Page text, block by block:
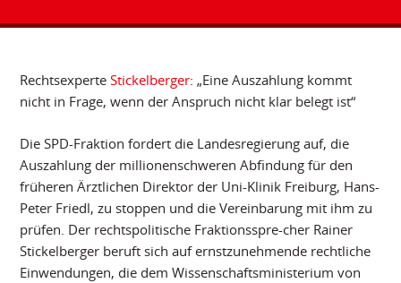
RechtsexperteStickelberger: „Eine Auszahlung kommt
nicht in Frage, wenn der Anspruch nicht klar belegt ist“
Die SPD-Fraktion fordert die Landesregierung auf, die
Auszahlung der millionenschweren Abfindung für den
früheren Ärztlichen Direktor der Uni-Klinik Freiburg, Hans-
Peter Friedl, zu stoppen und die Vereinbarung mit ihm zu
prüfen. Der rechtspolitische Fraktionsspre-cher Rainer
Stickelberger beruft sich auf ernstzunehmende rechtliche
Einwendungen, die dem Wissenschaftsministerium von